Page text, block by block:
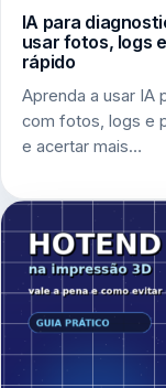
IA para
usar fotos, logs
rápido
Aprenda a usar IA
com fotos, logs e
e acertar mais…